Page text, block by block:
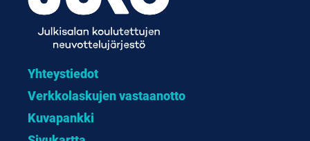
Yhteystiedot
Verkkolaskujen vastaanotto
Kuvapankki